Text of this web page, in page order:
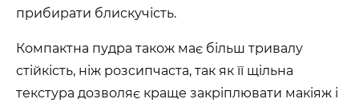
прибирати блискучість.
Компактна пудра також має більш тривалу
стійкість, ніж розсипчаста, так як її щільна
текстура дозволяє краще закріплювати макіяж і